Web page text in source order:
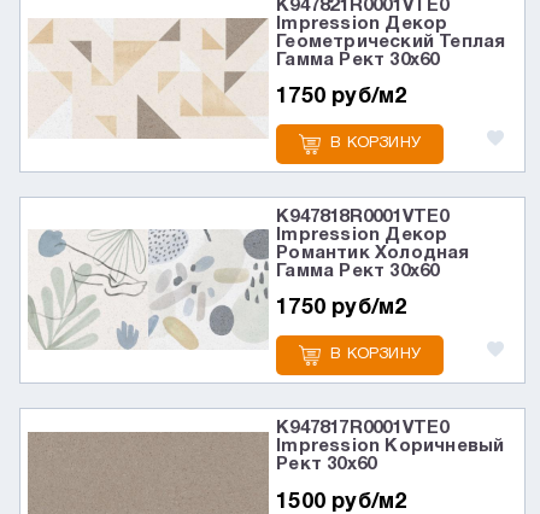
K947821R0001VTE0
Impression Декор
Геометрический Теплая
Гамма Рект 30x60
1750 руб/м2
В КОРЗИНУ
K947818R0001VTE0
Impression Декор
Романтик Холодная
Гамма Рект 30x60
1750 руб/м2
В КОРЗИНУ
K947817R0001VTE0
Impression Коричневый
Рект 30x60
1500 руб/м2